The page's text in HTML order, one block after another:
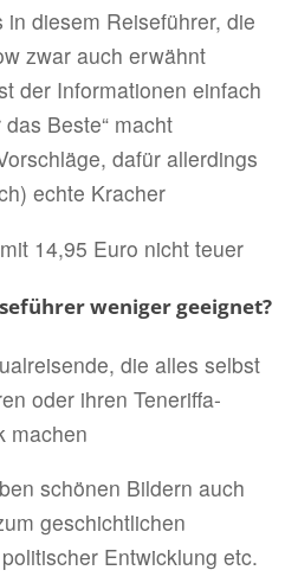
diesem Reiseführer, die
zwar auch erwähnt
der Informationen einfach
Beste“ macht
dafür allerdings
echte Kracher
14,95 Euro nicht teuer
weniger geeignet?
die alles selbst
oder ihren Teneriffa-
machen
schönen Bildern auch
geschichtlichen
Entwicklung etc.